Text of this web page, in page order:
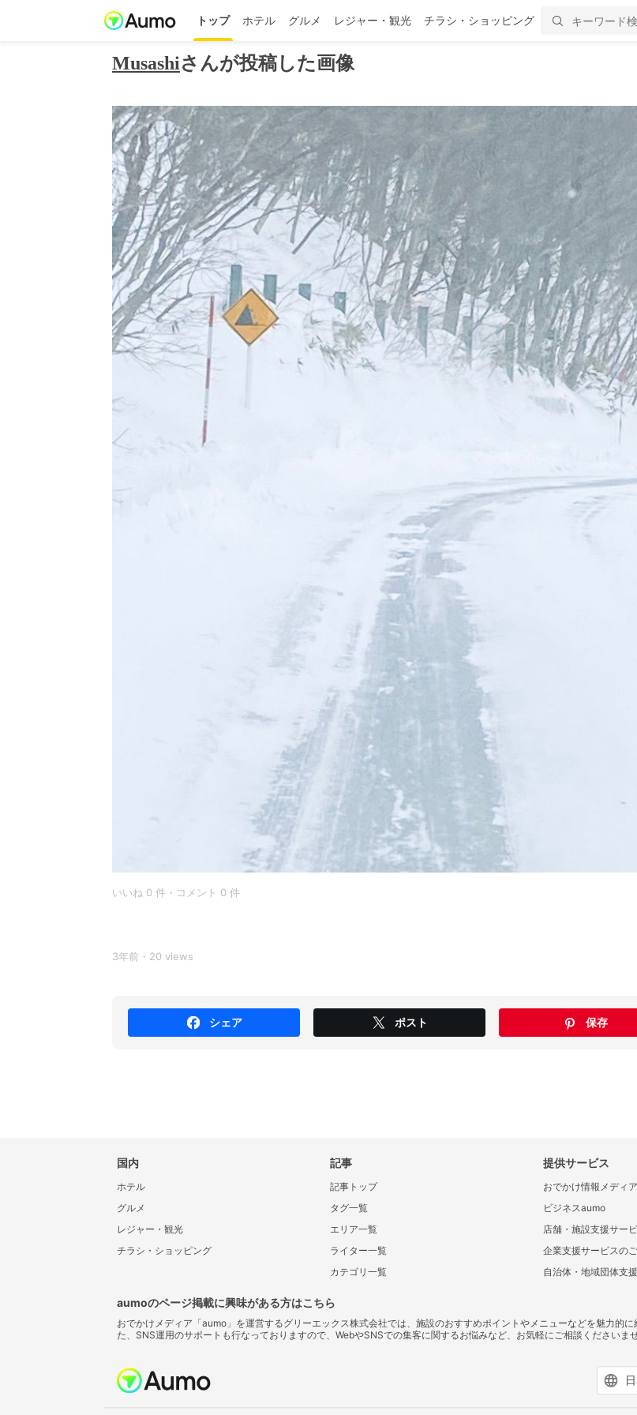
トップ ホテル グルメ レジャー・観光 チラシ・ショッピング
Musashiさんが投稿した画像
いいね 0 件・コメント 0 件
3年前・20 views
シェア ポスト 保存
国内
ホテル
グルメ
レジャー・観光
チラシ・ショッピング
記事
記事トップ
タグ一覧
エリア一覧
ライター一覧
カテゴリ一覧
提供サービス
おでかけ情報メディ
ビジネスaumo
店舗・施設支援サー
企業支援サービスの
自治体・地域団体支
aumoのページ掲載に興味がある方はこちら
おでかけメディア「aumo」を運営するグリーエックス株式会社では、施設のおすすめポイントやメニューなどを魅力的
た、SNS運用のサポートも行なっておりますので、WebやSNSでの集客に関するお悩みなど、お気軽にご相談くださいませ